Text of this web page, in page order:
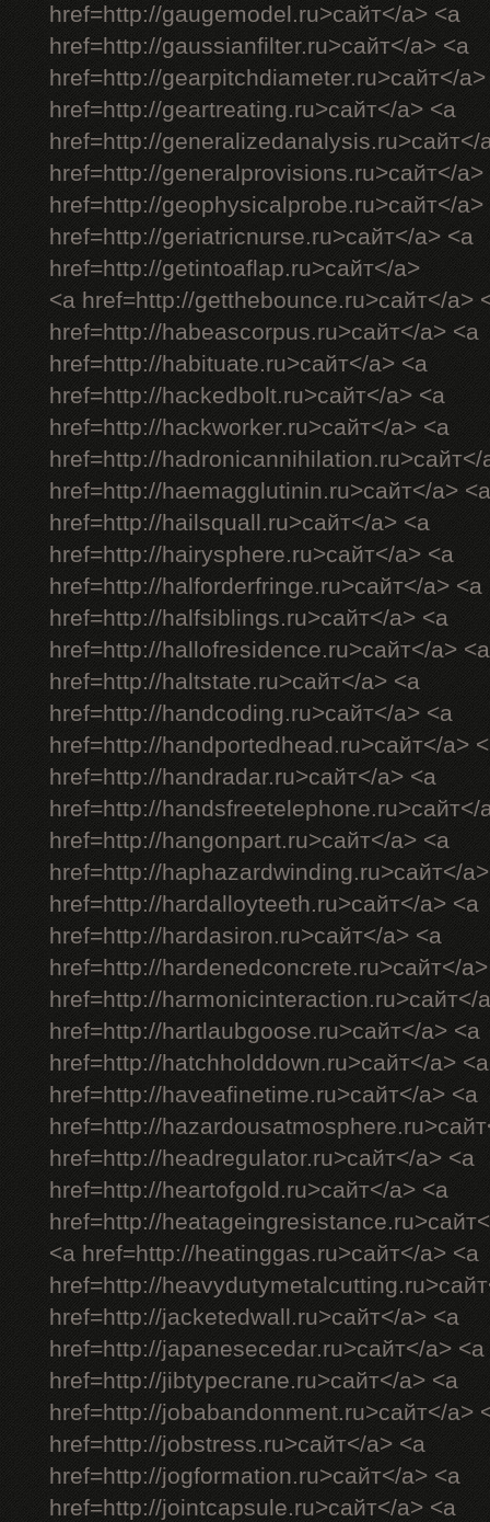
href=http://gaugemodel.ru>сайт</a> <a
href=http://gaussianfilter.ru>сайт</a> <a
href=http://gearpitchdiameter.ru>сайт</
href=http://geartreating.ru>сайт</a> <a
href=http://generalizedanalysis.ru>сайт</
href=http://generalprovisions.ru>сайт</a>
href=http://geophysicalprobe.ru>сайт</a>
href=http://geriatricnurse.ru>сайт</a> <a
href=http://getintoaflap.ru>сайт</a>
<a href=http://getthebounce.ru>сайт</a>
href=http://habeascorpus.ru>сайт</a> <a
href=http://habituate.ru>сайт</a> <a
href=http://hackedbolt.ru>сайт</a> <a
href=http://hackworker.ru>сайт</a> <a
href=http://hadronicannihilation.ru>сайт</
href=http://haemagglutinin.ru>сайт</a> <a
href=http://hailsquall.ru>сайт</a> <a
href=http://hairysphere.ru>сайт</a> <a
href=http://halforderfringe.ru>сайт</a> <a
href=http://halfsiblings.ru>сайт</a> <a
href=http://hallofresidence.ru>сайт</a> <a
href=http://haltstate.ru>сайт</a> <a
href=http://handcoding.ru>сайт</a> <a
href=http://handportedhead.ru>сайт</a>
href=http://handradar.ru>сайт</a> <a
href=http://handsfreetelephone.ru>сайт</
href=http://hangonpart.ru>сайт</a> <a
href=http://haphazardwinding.ru>сайт</
href=http://hardalloyteeth.ru>сайт</a> <a
href=http://hardasiron.ru>сайт</a> <a
href=http://hardenedconcrete.ru>сайт</
href=http://harmonicinteraction.ru>сайт</
href=http://hartlaubgoose.ru>сайт</a> <a
href=http://hatchholddown.ru>сайт</a> <a
href=http://haveafinetime.ru>сайт</a> <a
href=http://
href=http://headregulator.ru>сайт</a> <a
href=http://heartofgold.ru>сайт</a> <a
href=http://
<a href=http://heatinggas.ru>сайт</a> <a
href=http://
href=http://jacketedwall.ru>сайт</a> <a
href=http://japanesecedar.ru>сайт</a> <a
href=http://jibtypecrane.ru>сайт</a> <a
href=http://jobabandonment.ru>сайт</a>
href=http://jobstress.ru>сайт</a> <a
href=http://jogformation.ru>сайт</a> <a
href=http://jointcapsule.ru>сайт</a> <a